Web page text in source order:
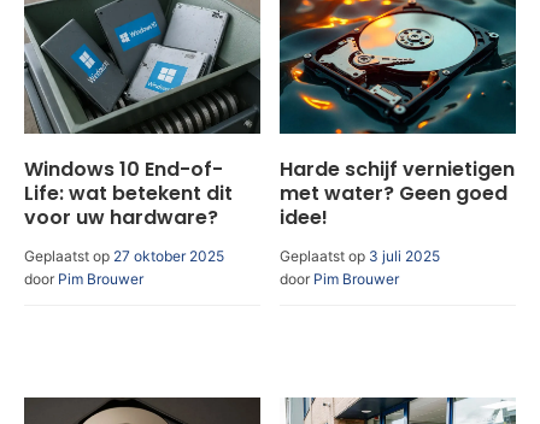
Windows 10 End-of-
Life: wat betekent dit
voor uw hardware?
Geplaatst op 27 oktober 2025
door Pim Brouwer
Harde schijf vernietigen
met water? Geen goed
idee!
Geplaatst op 3 juli 2025
door Pim Brouwer